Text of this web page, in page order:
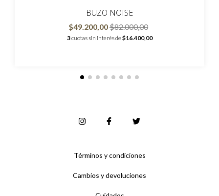
BUZO NOISE
$49.200,00$82.000,00
3cuotas sin interés de$16.400,00
Términos y condiciones
Cambios y devoluciones